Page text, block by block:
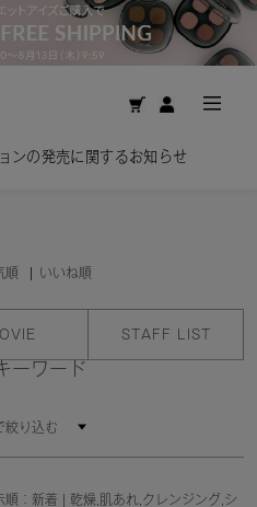
ンの発売に関するお知らせ
順 いいね順
STAFF LIST
ーワード
絞り込む
：新着 | 乾燥,肌あれ,クレンジング,シ